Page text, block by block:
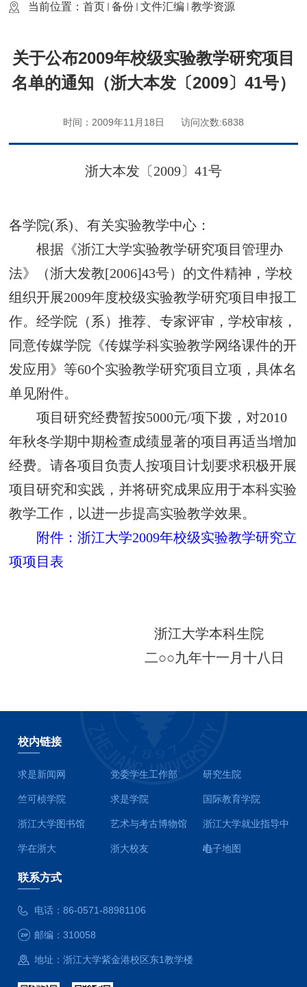
当前位置：首页 备份 文件汇编 教学资源
关于公布2009年校级实验教学研究项目
名单的通知（浙大本发〔2009〕41号）
时间：2009年11月18日 访问次数:6838
浙大本发〔2009〕 41号
各学院(系)、有关实验教学中心：
根据《浙江大学实验教学研究项目管理办
法》（浙大发教[2006]43号）的文件精神，学校
组织开展2009年度校级实验教学研究项目申报工
作。经学院（系）推荐、专家评审，学校审核，
同意传媒学院《传媒学科实验教学网络课件的开
发应用》等60个实验教学研究项目立项，具体名
单见附件。
项目研究经费暂按5000元/项下拨，对2010
年秋冬学期中期检查成绩显著的项目再适当增加
经费。请各项目负责人按项目计划要求积极开展
项目研究和实践，并将研究成果应用于本科实验
教学工作，以进一步提高实验教学效果。
附件：浙江大学2009年校级实验教学研究立
项项目表
浙江大学本科生院
二○○九年十一月十八日
校内链接
求是新闻网 党委学生工作部 研究生院
竺可桢学院 求是学院 国际教育学院
浙江大学图书馆 艺术与考古博物馆 浙江大学就业指导中
心
学在浙大 浙大校友 电子地图
联系方式
电话：86-0571-88981106
邮编：310058
地址：浙江大学紫金港校区东1教学楼